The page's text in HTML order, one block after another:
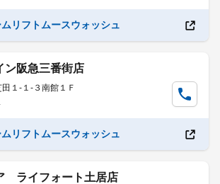
リフトムースウォッシュ
ン阪急三番街店
１-１-３南館１Ｆ
リフトムースウォッシュ
ライフォート土居店